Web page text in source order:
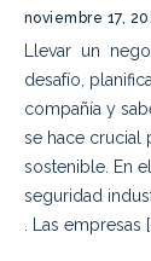
noviembre 17,
Llevar un
desafío,
compañía y
se hace crucial
sostenible. En
seguridad
. Las empresas